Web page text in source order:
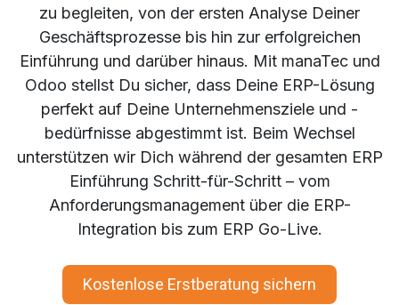
zu begleiten, von der ersten Analyse Deiner
Geschäftsprozesse bis hin zur erfolgreichen
Einführung und darüber hinaus. Mit manaTec und
Odoo stellst Du sicher, dass Deine ERP-Lösung
perfekt auf Deine Unternehmensziele und -
bedürfnisse abgestimmt ist. Beim Wechsel
unterstützen wir Dich während der gesamten ERP
Einführung Schritt-für-Schritt – vom
Anforderungsmanagement über die ERP-
Integration bis zum ERP Go-Live.
Kostenlose Erstberatung sichern